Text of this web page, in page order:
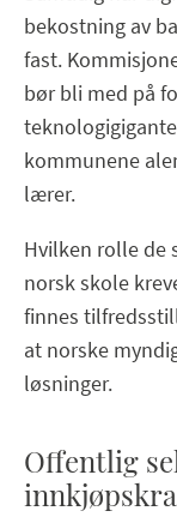
bekostning av
fast.
bør bli med på
kommunene
lærer.
Hvilken rolle de
norsk skole
finnes
at norske
løsninger.
Offentlig